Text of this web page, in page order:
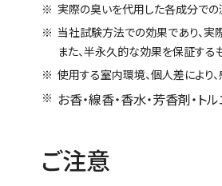
実際の臭いを代用した各成分での
当社試験方法での効果であり、実
また、半永久的な効果を保証する
使用する室内環境、個人差により
お香・線香・香水・芳香剤・
ご注意